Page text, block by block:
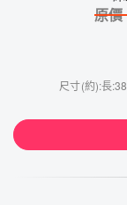
原價
尺寸(約):長